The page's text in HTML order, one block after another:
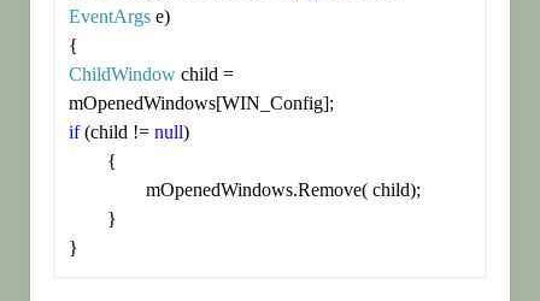
EventArgs e)
ChildWindow child =
mOpenedWindows[WIN_Config];
if (child != null)
}